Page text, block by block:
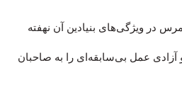
در ویژگی‌های بنیادین آن نهفته
عمل بی‌سابقه‌ای را به صاحبان